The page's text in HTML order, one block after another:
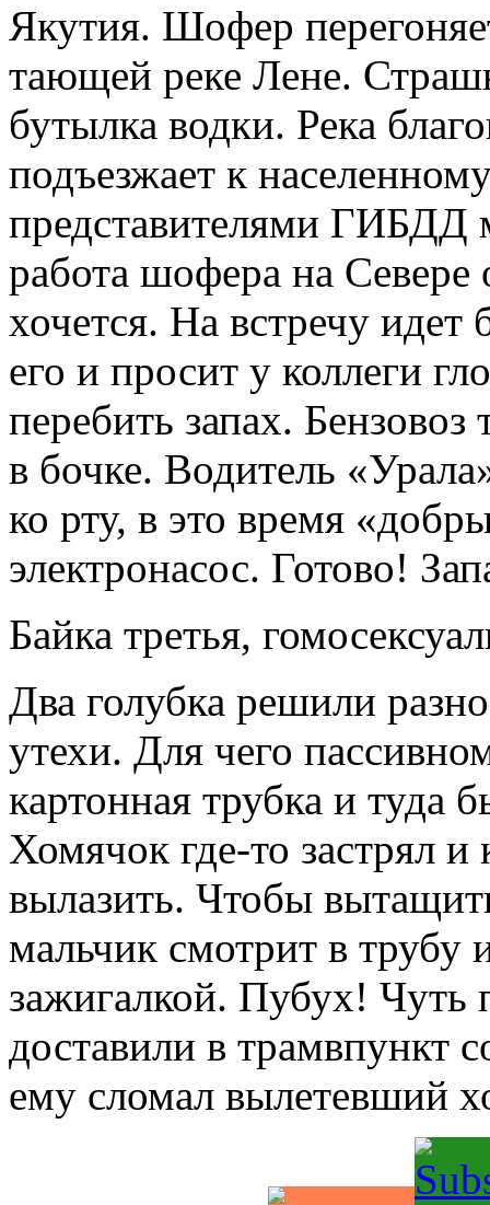
Якутия. Шофер
тающей реке Лене.
бутылка водки. Река
подъезжает к
представителями ГИБДД
работа шофера на Севере
хочется. На встречу
его и просит у коллеги
перебить запах. Бензовоз
в бочке. Водитель
ко рту, в это время
электронасос. Готово!
Байка третья,
Два голубка решили
утехи. Для чего
картонная трубка и туда
Хомячок где-то застрял и
вылазить. Чтобы
мальчик смотрит в трубу
зажигалкой. Пубух! Чуть
доставили в трамвпункт
ему сломал вылетевший